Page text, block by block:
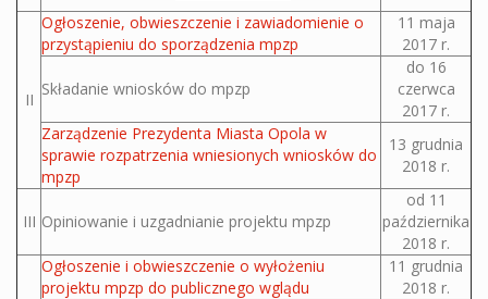
II
Ogłoszenie, obwieszczenie i zawiadomienie o
przystąpieniu do sporządzenia mpzp
11 maja
2017 r.
Składanie wniosków do mpzp
do 16
czerwca
2017 r.
Zarządzenie Prezydenta Miasta Opola w
sprawie rozpatrzenia wniesionych wniosków do
mpzp
13 grudnia
2018 r.
III Opiniowanie i uzgadnianie projektu mpzp
od 11
października
2018 r.
Ogłoszenie i obwieszczenie o wyłożeniu
projektu mpzp do publicznego wglądu
11 grudnia
2018 r.